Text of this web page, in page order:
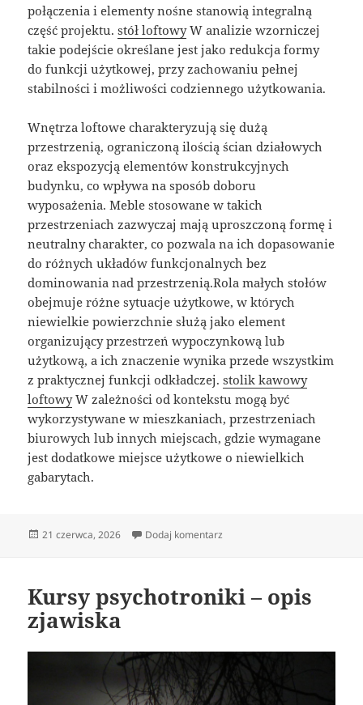
połączenia i elementy nośne stanowią integralną
część projektu.stół loftowyW analizie wzorniczej
takie podejście określane jest jako redukcja formy
do funkcji użytkowej, przy zachowaniu pełnej
stabilności i możliwości codziennego użytkowania.
Wnętrza loftowe charakteryzują się dużą
przestrzenią, ograniczoną ilością ścian działowych
oraz ekspozycją elementów konstrukcyjnych
budynku, co wpływa na sposób doboru
wyposażenia. Meble stosowane w takich
przestrzeniach zazwyczaj mają uproszczoną formę i
neutralny charakter, co pozwala na ich dopasowanie
do różnych układów funkcjonalnych bez
dominowania nad przestrzenią.Rola małych stołów
obejmuje różne sytuacje użytkowe, w których
niewielkie powierzchnie służą jako element
organizujący przestrzeń wypoczynkową lub
użytkową, a ich znaczenie wynika przede wszystkim
z praktycznej funkcji odkładczej.stolik kawowy
loftowyW zależności od kontekstu mogą być
wykorzystywane w mieszkaniach, przestrzeniach
biurowych lub innych miejscach, gdzie wymagane
jest dodatkowe miejsce użytkowe o niewielkich
gabarytach.
Data
21 czerwca, 2026 Dodaj komentarz
Kursy psychotroniki – opis
zjawiska